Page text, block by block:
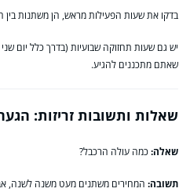
בדקו את שעות הפעילות מראש, הן משתנות בין
יש גם שעות תחזוקה שבועיות (בדרך כלל יום
שאתם מתכננים להגיע.
שאלות ותשובות זריזות:
שאלה:כמה עולה הרכבל?
תשובה: המחירים משתנים מעט משנה לשנה,